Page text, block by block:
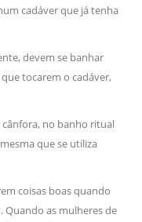
cadáver que já tenha
devem se banhar
tocarem o cadáver,
cânfora, no banho ritual
que se utiliza
coisas boas quando
as mulheres de